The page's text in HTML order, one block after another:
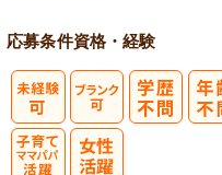
応募条件資格・経験